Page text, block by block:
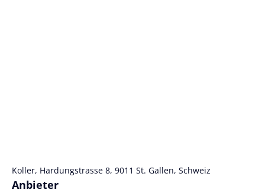
Koller, Hardungstrasse 8, 9011 St. Gallen, Schweiz
Anbieter